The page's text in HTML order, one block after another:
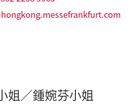
姐／鍾婉芬小姐